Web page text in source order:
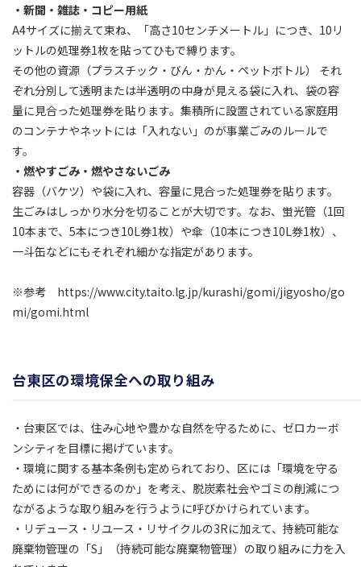
・新聞・雑誌・コピー用紙
A4サイズに揃えて束ね、「高さ10センチメートル」につき、10リ
ットルの処理券1枚を貼ってひもで縛ります。
その他の資源（プラスチック・びん・かん・ペットボトル） それ
ぞれ分別して透明または半透明の中身が見える袋に入れ、袋の容
量に見合った処理券を貼ります。集積所に設置されている家庭用
のコンテナやネットには「入れない」のが事業ごみのルールで
す。
・燃やすごみ・燃やさないごみ
容器（バケツ）や袋に入れ、容量に見合った処理券を貼ります。
生ごみはしっかり水分を切ることが大切です。なお、蛍光管（1回
10本まで、5本につき10L券1枚）や傘（10本につき10L券1枚）、
一斗缶などにもそれぞれ細かな指定があります。
※参考 https://www.city.taito.lg.jp/kurashi/gomi/jigyosho/go
mi/gomi.html
台東区の環境保全への取り組み
・台東区では、住み心地や豊かな自然を守るために、ゼロカーボ
ンシティを目標に掲げています。
・環境に関する基本条例も定められており、区には「環境を守る
ためには何ができるのか」を考え、脱炭素社会やゴミの削減につ
ながるような取り組みを行うように呼びかけられています。
・リデュース・リユース・リサイクルの3Rに加えて、持続可能な
廃棄物管理の「S」（持続可能な廃棄物管理）の取り組みに力を入